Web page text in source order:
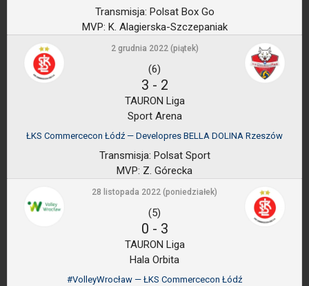
Transmisja: Polsat Box Go
MVP: K. Alagierska-Szczepaniak
2 grudnia 2022 (piątek)
(6)
3 - 2
TAURON Liga
Sport Arena
ŁKS Commercecon Łódź — Developres BELLA DOLINA Rzeszów
Transmisja: Polsat Sport
MVP: Z. Górecka
28 listopada 2022 (poniedziałek)
(5)
0 - 3
TAURON Liga
Hala Orbita
#VolleyWrocław — ŁKS Commercecon Łódź